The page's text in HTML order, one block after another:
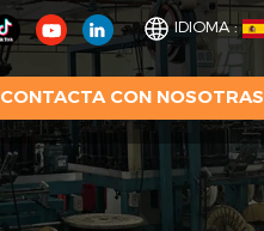
IDIOMA :
CONTACTA CON NOSOTRAS